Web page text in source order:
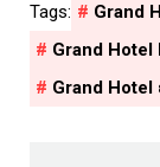
Grand
Grand Hotel
Grand Hotel